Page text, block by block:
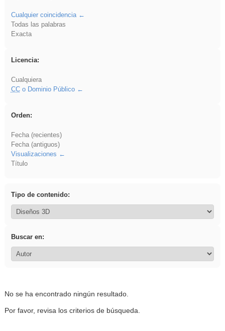
Cualquier coincidencia
Todas las palabras
Exacta
Licencia:
Cualquiera
CCo Dominio Público
Orden:
Fecha (recientes)
Fecha (antiguos)
Visualizaciones
Título
Tipo de contenido:
Buscar en:
No se ha encontrado ningún resultado.
Por favor, revisa los criterios de búsqueda.